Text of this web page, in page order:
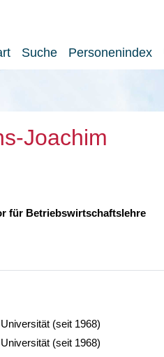
Suche Personenindex
Joachim
für Betriebswirtschaftslehre
(seit 1968)
(seit 1968)